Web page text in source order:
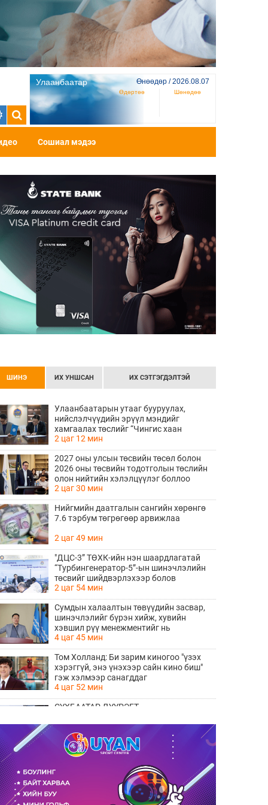
Улаанбаатар Өнөөдөр / 2026.08.07
Өдөртөө Шөнөдөө
Сошиал мэдээ
ШИНЭ ИХ УНШСАН ИХ СЭТГЭГДЭЛТЭЙ
Улаанбаатарын утааг бууруулах,
нийслэлчүүдийн эрүүл мэндийг
хамгаалах төслийг “Чингис хаан
баялгийн сан нэгдэл” ХХК-тай хамтран
хэрэгжүүлнэ
2 цаг 12 мин
2027 оны улсын төсвийн төсөл болон
2026 оны төсвийн тодотголын төслийн
олон нийтийн хэлэлцүүлэг боллоо
2 цаг 30 мин
Нийгмийн даатгалын сангийн хөрөнгө
7.6 тэрбум төгрөгөөр арвижлаа
2 цаг 49 мин
"ДЦС-3” ТӨХК-ийн нэн шаардлагатай
“Турбингенератор-5”-ын шинэчлэлийн
төсвийг шийдвэрлэхээр болов
2 цаг 54 мин
Сумдын халаалтын төвүүдийн засвар,
шинэчлэлийг бүрэн хийж, хувийн
хэвшил рүү менежментийг нь
шилжүүлсэн гэдгийг онцоллоо
4 цаг 45 мин
Том Холланд: Би зарим киногоо "үзэх
хэрэггүй, энэ үнэхээр сайн кино биш"
гэж хэлмээр санагддаг
4 цаг 52 мин
СҮХБААТАР ДҮҮРЭГТ
ҮРГЭЛЖИЛЖ БАЙНА
6 цаг 49 мин
Ирэх 10 хоногийн цаг агаарын
6 цаг 56 мин